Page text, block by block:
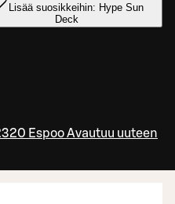
Lisää suosikkeihin: Hype Sun
Deck
EspooAvautuu uuteen